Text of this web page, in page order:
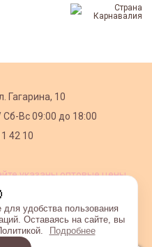
Гагарина, 10
Сб-Вс 09:00 до 18:00
42 10
указаны оптовые цены,
удобства пользования
Оставаясь на сайте, вы
Подробнее